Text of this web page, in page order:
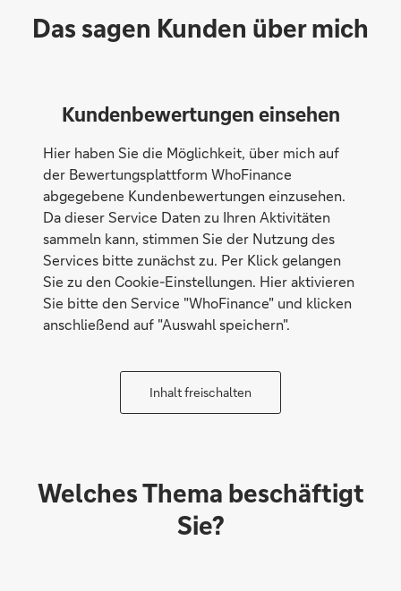
Das sagen Kunden über mich
Kundenbewertungen einsehen
Hier haben Sie die Möglichkeit, über mich auf
der Bewertungsplattform WhoFinance
abgegebene Kundenbewertungen einzusehen.
Da dieser Service Daten zu Ihren Aktivitäten
sammeln kann, stimmen Sie der Nutzung des
Services bitte zunächst zu. Per Klick gelangen
Sie zu den Cookie-Einstellungen. Hier aktivieren
Sie bitte den Service "WhoFinance" und klicken
anschließend auf "Auswahl speichern".
Inhalt freischalten
Welches Thema beschäftigt
Sie?